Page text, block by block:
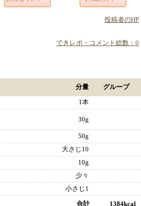
投稿者のHP
できレポ・コメント総数：0
分量 グループ
1本
30g
50g
大さじ10
10g
少々
小さじ1
合計 1384kcal